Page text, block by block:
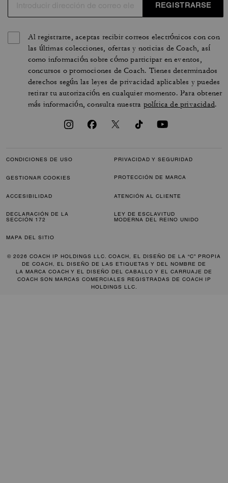
REGISTRARSE
Al registrarte, aceptas recibir correos electrónicos con con
las últimas colecciones, ofertas y noticias de Coach, así
como información sobre cómo participar en eventos,
concursos o promociones de Coach. Tienes determinados
derechos según las leyes de privacidad aplicables y puedes
retirar tu autorización en cualquier momento. Para obtener
más información, consulta nuestra política de privacidad.
CONDICIONES DE USO PRIVACIDAD Y SEGURIDAD
GESTIONAR COOKIES PROTECCIÓN DE MARCA
ACCESIBILIDAD ATENCIÓN AL CLIENTE
DECLARACIÓN DE LA
SECCIÓN 172
LEY DE ESCLAVITUD
MODERNA DEL REINO UNIDO
MAPA DEL SITIO
© 2026 COACH IP HOLDINGS LLC. COACH, EL DISEÑO DE LA “C” PROPIA
DE COACH, EL DISEÑO DE LAS ETIQUETAS Y DEL NOMBRE DE
LA MARCA COACH Y EL DISEÑO DEL CABALLO Y EL CARRUAJE DE
COACH SON MARCAS COMERCIALES REGISTRADAS DE COACH IP
HOLDINGS LLC.